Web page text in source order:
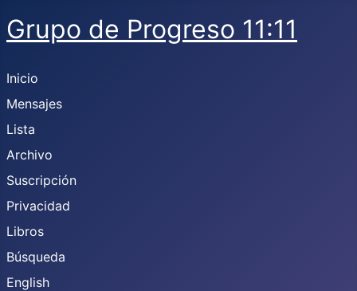
Grupo de Progreso 11:11
Inicio
Mensajes
Lista
Archivo
Suscripción
Privacidad
Libros
Búsqueda
English